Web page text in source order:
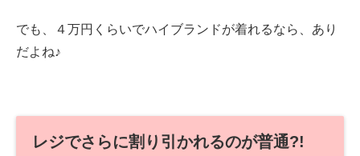
でも、４万円くらいでハイブランドが着れるなら、あり
だよね♪
レジでさらに割り引かれるのが普通?!